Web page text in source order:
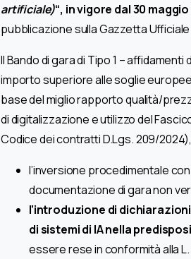
artificiale)“, in vigore dal 30
pubblicazione sulla Gazzetta Ufficiale
Il Bando di gara di Tipo 1 –
importo superiore alle soglie
base del miglio rapporto qualità/
di digitalizzazione e utilizzo del
Codice dei contratti D.Lgs. 209/
l’inversione procedimentale
documentazione di gara non
l’introduzione di
di sistemi di IA nella
essere rese in conformità alla